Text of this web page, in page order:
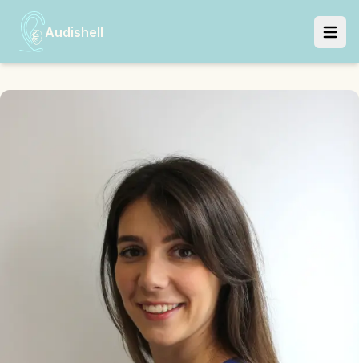
Audishell